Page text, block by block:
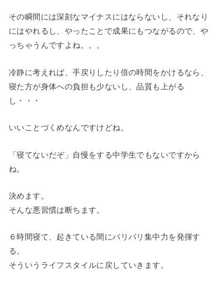
その瞬間には深刻なマイナスにはならないし、それなり
にはやれるし、やったことで成果にもつながるので、や
っちゃうんですよね。。。
冷静に考えれば、手戻りしたり倍の時間をかけるなら、
寝た方が身体への負担も少ないし、品質も上がる
し・・・
いいことづくめなんですけどね。
「寝てないだぞ」自慢をする中学生でもないですから
ね。
決めます。
そんな悪習慣は断ちます。
６時間寝て、起きている間にバリバリ集中力を発揮す
る。
そういうライフスタイルに戻していきます。